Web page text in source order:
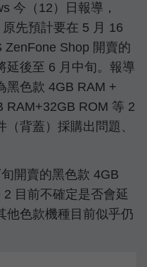
今（12）日報導，
先預計要在 5 月 16
ZenFone Shop 開賣的
延後至 6 月中旬。報導
黑色款 4GB RAM +
RAM+32GB ROM 等 2
背蓋）採購出問題、
開賣的黑色款 4GB
目前不確定是否會延
他色款機種目前似乎仍